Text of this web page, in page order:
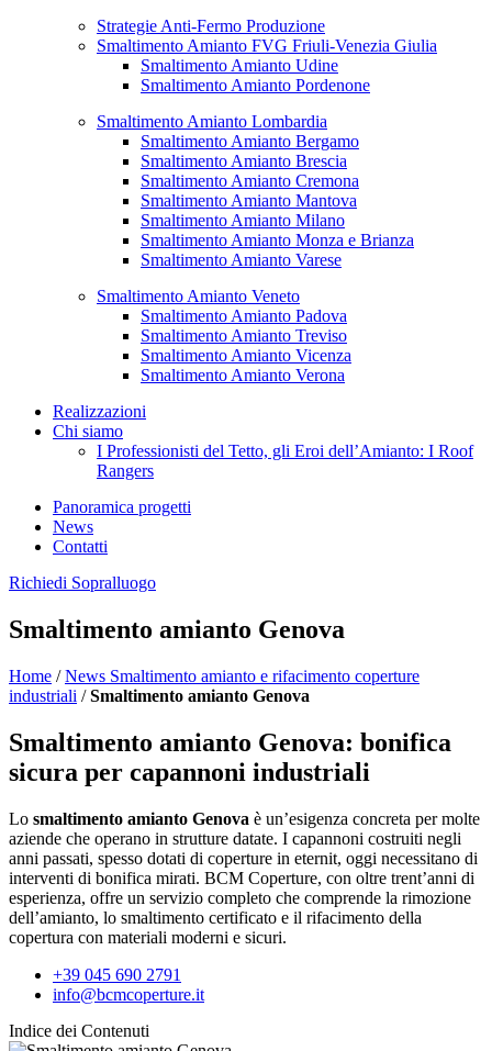
Strategie Anti-Fermo Produzione
Smaltimento Amianto FVG Friuli-Venezia Giulia
Smaltimento Amianto Udine
Smaltimento Amianto Pordenone
Smaltimento Amianto Lombardia
Smaltimento Amianto Bergamo
Smaltimento Amianto Brescia
Smaltimento Amianto Cremona
Smaltimento Amianto Mantova
Smaltimento Amianto Milano
Smaltimento Amianto Monza e Brianza
Smaltimento Amianto Varese
Smaltimento Amianto Veneto
Smaltimento Amianto Padova
Smaltimento Amianto Treviso
Smaltimento Amianto Vicenza
Smaltimento Amianto Verona
Realizzazioni
Chi siamo
I Professionisti del Tetto, gli Eroi dell’Amianto: I Roof
Rangers
Panoramica progetti
News
Contatti
Richiedi Sopralluogo
Smaltimento amianto Genova
Home /News Smaltimento amianto e rifacimento coperture
industriali /Smaltimento amianto Genova
Smaltimento amianto Genova: bonifica
sicura per capannoni industriali
Lo smaltimento amianto Genova è un’esigenza concreta per molte
aziende che operano in strutture datate. I capannoni costruiti negli
anni passati, spesso dotati di coperture in eternit, oggi necessitano di
interventi di bonifica mirati. BCM Coperture, con oltre trent’anni di
esperienza, offre un servizio completo che comprende la rimozione
dell’amianto, lo smaltimento certificato e il rifacimento della
copertura con materiali moderni e sicuri.
+39 045 690 2791
info@bcmcoperture.it
Indice dei Contenuti